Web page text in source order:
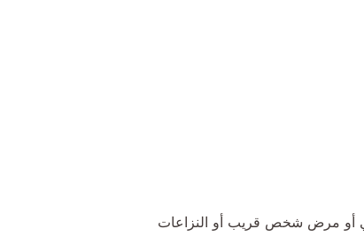
أو مرض شخص قريب أو النزاعات